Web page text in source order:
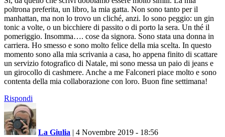
poltrona preferita, un libro, la mia gatta. Non sono tanto per il
manhattan, ma non lo trovo un cliché, anzi. Io sono peggio: un gin
tonic a volte, o un bicchiere di passito o di porto la sera. Un thé il
pomeriggio. Insomma…. cose da signora. Sono stata una donna in
carriera. Ho smesso e sono molto felice della mia scelta. In questo
momento sono alla mia scrivania a casa, ho appena finito di scattare
un servizio fotografico di Natale, mi sono messa un paio di jeans e
un girocollo di cashmere. Anche a me Falconeri piace molto e sono
contenta della mia collaborazione con loro. Buon fine settimana!
Rispondi
La Giulia | 4 Novembre 2019 - 18:56